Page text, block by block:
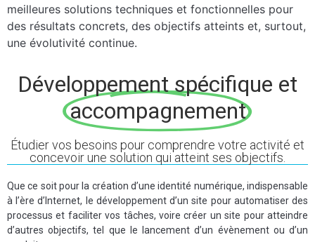
meilleures solutions techniques et fonctionnelles pour
des résultats concrets, des objectifs atteints et, surtout,
une évolutivité continue.
Développement spécifique et
accompagnement
Étudier vos besoins pour comprendre votre activité et
concevoir une solution qui atteint ses objectifs.
Que ce soit pour la création d’une identité numérique, indispensable
à l’ère d’Internet, le développement d’un site pour automatiser des
processus et faciliter vos tâches, voire créer un site pour atteindre
d’autres objectifs, tel que le lancement d’un évènement ou d’un